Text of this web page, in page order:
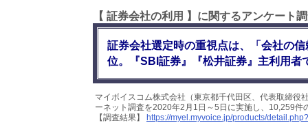
【 証券会社の利用 】に関するアンケート
証券会社選定時の重視点は、「会社の
位。『SBI証券』『松井証券』主利用者
マイボイスコム株式会社（東京都千代田区、代表取締役
ーネット調査を2020年2月1日～5日に実施し、10,259
【調査結果】
https://myel.myvoice.jp/products/